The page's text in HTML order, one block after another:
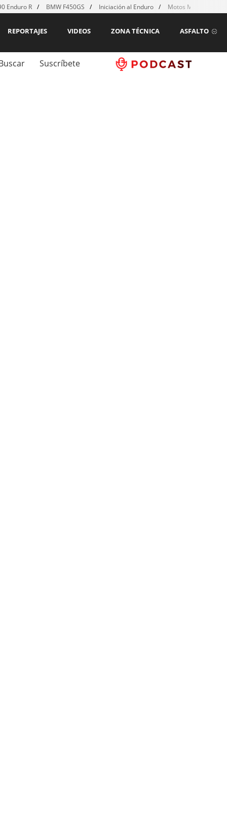
Enduro R BMW F450GS Iniciación al Enduro Motos MX para
ASFALTO
ZONA TÉCNICA
VIDEOS
REPORTAJES
Suscríbete